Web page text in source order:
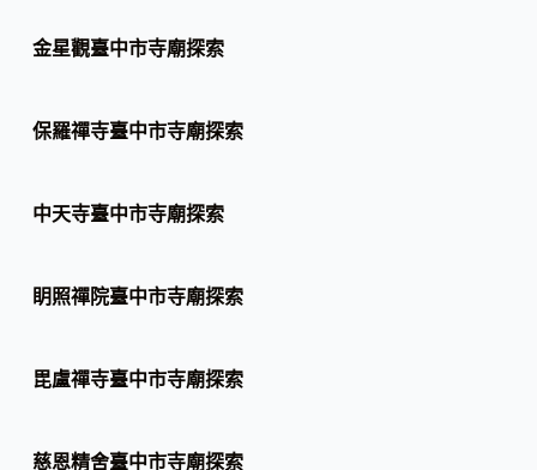
金星觀臺中市寺廟探索
保羅禪寺臺中市寺廟探索
中天寺臺中市寺廟探索
眀照禪院臺中市寺廟探索
毘盧禪寺臺中市寺廟探索
慈恩精舍臺中市寺廟探索